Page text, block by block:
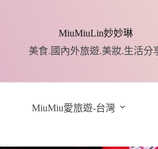
MiuMiuLin妙妙琳
美食.國內外旅遊.美妝.生活分
MiuMiu愛旅遊-台灣